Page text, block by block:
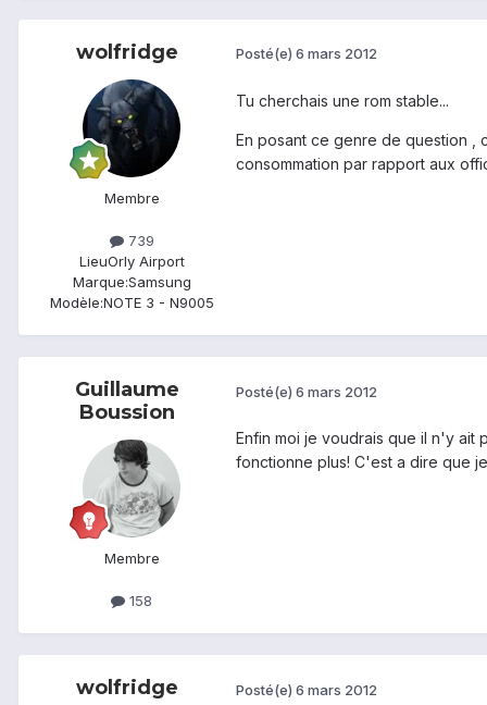
wolfridge
Membre
739
LieuOrly Airport
Marque:Samsung
Modèle:NOTE 3 - N9005
Posté(e) 6 mars 2012
Tu cherchais une rom stable...
En posant ce genre de question ,
consommation par rapport aux
Guillaume
Boussion
Membre
158
Posté(e) 6 mars 2012
Enfin moi je voudrais que il n'y
fonctionne plus! C'est a dire que
wolfridge Posté(e) 6 mars 2012